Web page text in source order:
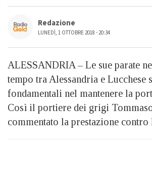
Redazione
LUNEDÌ, 1 OTTOBRE 2018 - 20:34
ALESSANDRIA – Le sue parate
tempo tra Alessandria e Lucchese
fondamentali nel mantenere la
Così il portiere dei grigi
commentato la prestazione contro